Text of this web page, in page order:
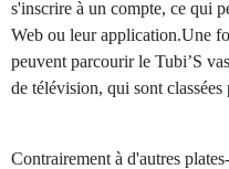
s'inscrire à un compte, ce qui
Web ou leur application.Une
peuvent parcourir le Tubi’S
de télévision, qui sont
Contrairement à d'autres